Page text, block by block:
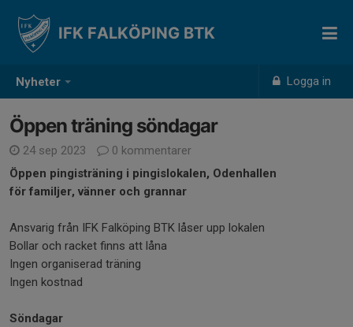
Nyheter Logga in
IFK FALKÖPING BTK
Öppen träning söndagar
24 sep 2023
0 kommentarer
Öppen pingisträning i pingislokalen, Odenhallen
för familjer, vänner och grannar
Ansvarig från IFK Falköping BTK låser upp lokalen
Bollar och racket finns att låna
Ingen organiserad träning
Ingen kostnad
Söndagar